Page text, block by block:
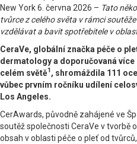
New York 6. června 2026 – Tato
tvůrce z celého světa v rámci
vzdělávat a bavit spotřebitele v
CeraVe, globální značka péče o
dermatology a doporučovaná více
celém světě1 , shromáždila 111
vůbec prvním ročníku udílení
Los Angeles.
CerAwards, původně zahájené ve
soutěž společnosti CeraVe v tvorbě
obsah v oblasti péče o pleť od